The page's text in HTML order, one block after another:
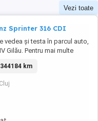
Vezi toate
Sprinter 316 CDI
vedea și testa în parcul auto,
Gilău. Pentru mai multe
la numerele: 0741 133
915 Mercedes-Benz
an fabricație 2010 motor 2.2
clima 6 ...
km